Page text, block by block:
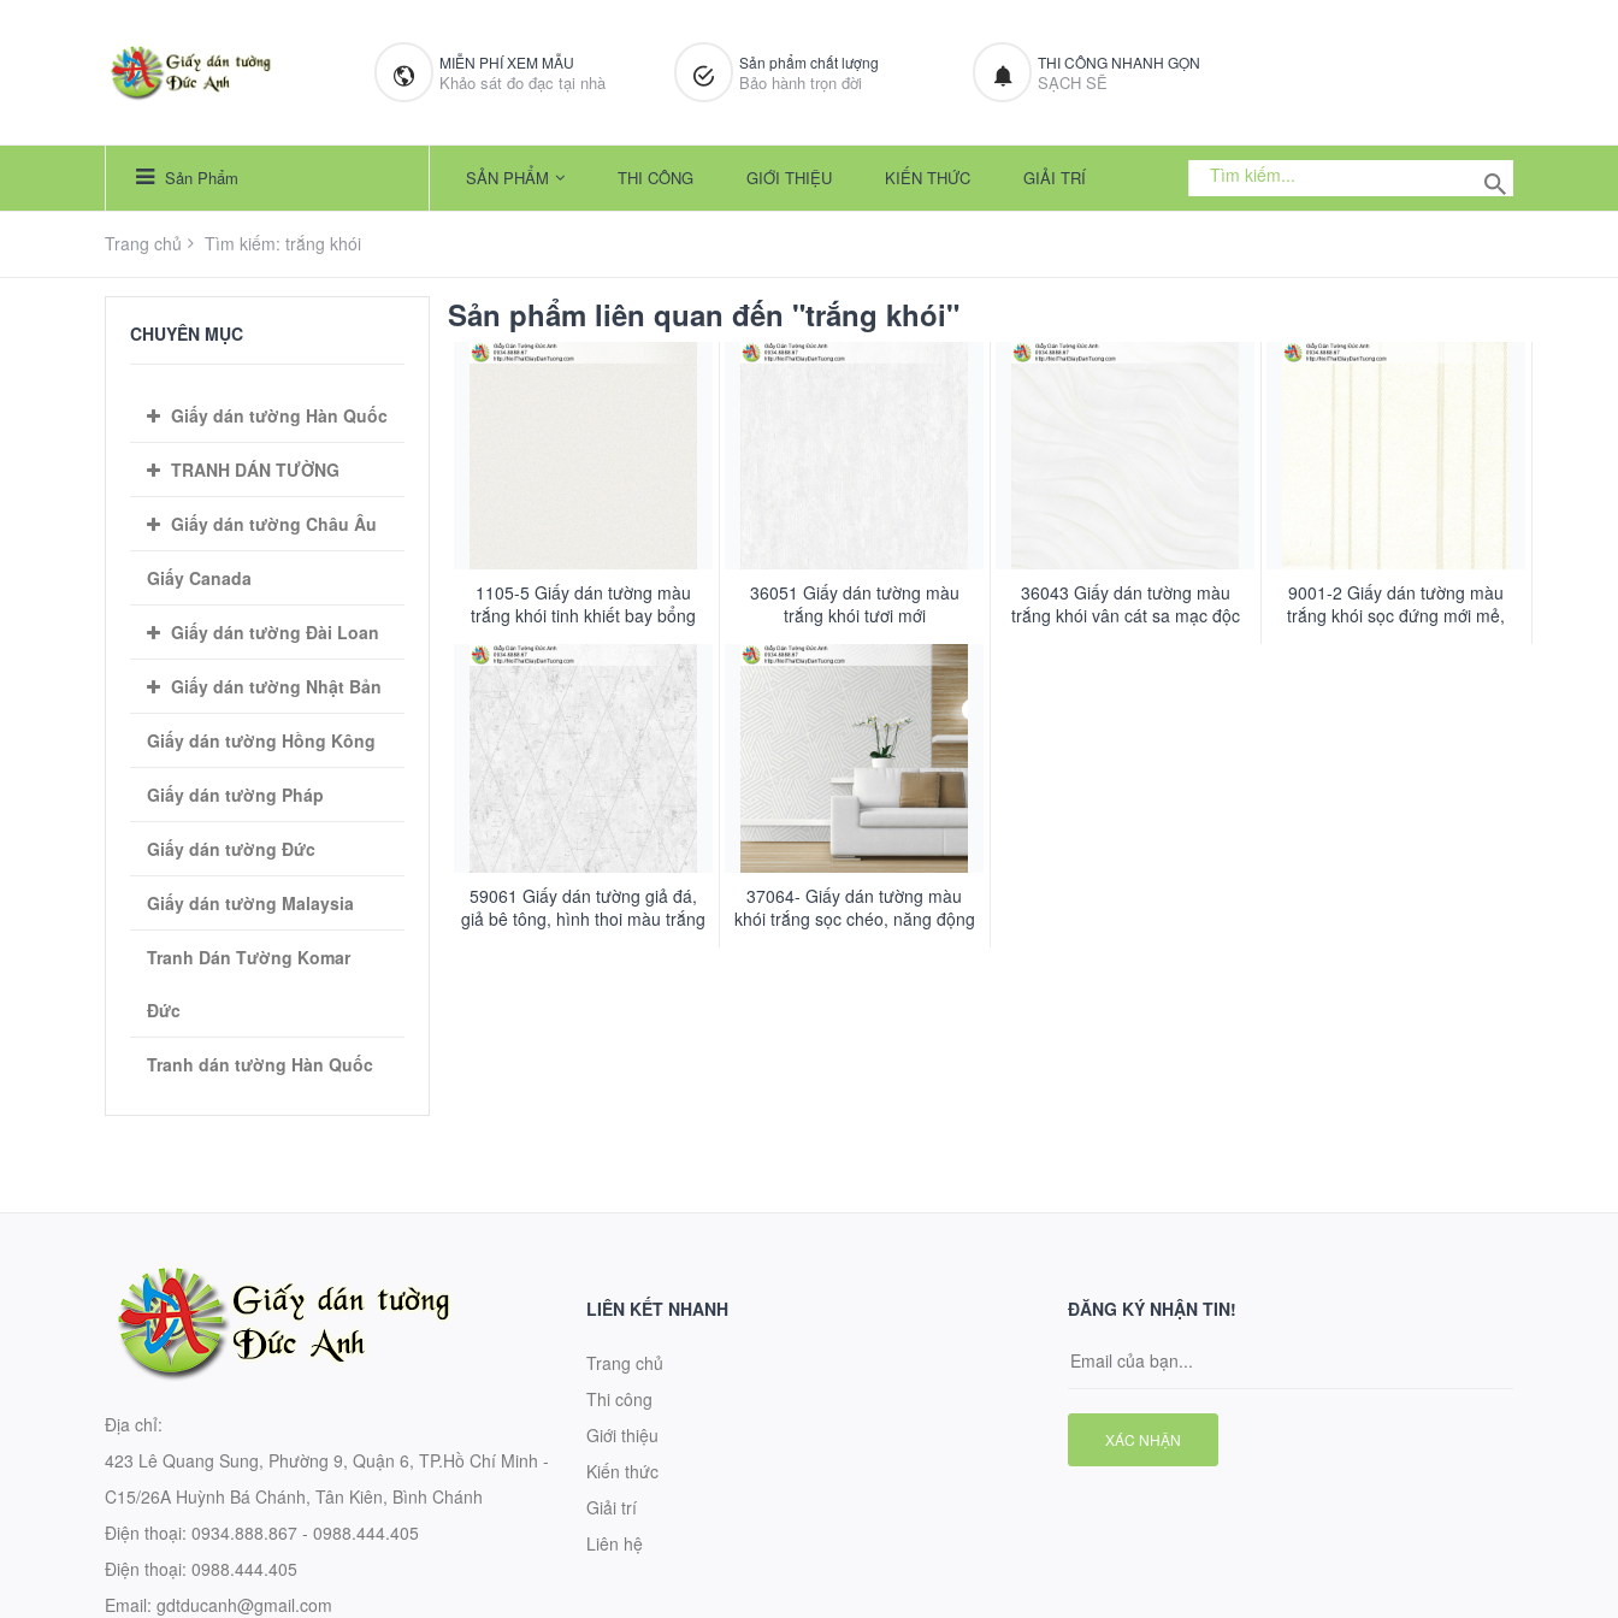
MIỄN PHÍ XEM MẪU
Khảo sát đo đạc tại nhà
Sản phẩm chất lượng
Bảo hành trọn đời
THI CÔNG NHANH GỌN
SẠCH SẼ
Sản Phẩm SẢN PHẨM THI CÔNG GIỚI THIỆU KIẾN THỨC GIẢI TRÍ
Trang chủ Tìm kiếm: trắng khói
CHUYÊN MỤC
Giấy dán tường Hàn Quốc
TRANH DÁN TƯỜNG
Giấy dán tường Châu Âu
Giấy Canada
Giấy dán tường Đài Loan
Giấy dán tường Nhật Bản
Giấy dán tường Hồng Kông
Giấy dán tường Pháp
Giấy dán tường Đức
Giấy dán tường Malaysia
Tranh Dán Tường Komar
Đức
Tranh dán tường Hàn Quốc
Sản phẩm liên quan đến "trắng khói"
1105-5 Giấy dán tường màu
trắng khói tinh khiết bay bổng
36051 Giấy dán tường màu
trắng khói tươi mới
36043 Giấy dán tường màu
trắng khói vân cát sa mạc độc
9001-2 Giấy dán tường màu
trắng khói sọc đứng mới mẻ,
59061 Giấy dán tường giả đá,
giả bê tông, hình thoi màu trắng
37064- Giấy dán tường màu
khói trắng sọc chéo, năng động
Địa chỉ:
423 Lê Quang Sung, Phường 9, Quận 6, TP.Hồ Chí Minh -
C15/26A Huỳnh Bá Chánh, Tân Kiên, Bình Chánh
Điện thoại: 0934.888.867 - 0988.444.405
Điện thoại: 0988.444.405
Email: gdtducanh@gmail.com
LIÊN KẾT NHANH
Trang chủ
Thi công
Giới thiệu
Kiến thức
Giải trí
Liên hệ
ĐĂNG KÝ NHẬN TIN!
XÁC NHẬN